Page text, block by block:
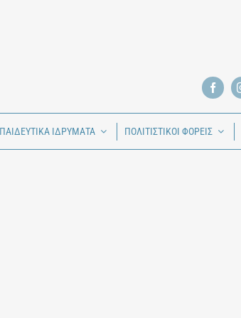
ΙΔΡΥΜΑΤΑ ΠΟΛΙΤΙΣΤΙΚΟΙ ΦΟΡΕΙΣ